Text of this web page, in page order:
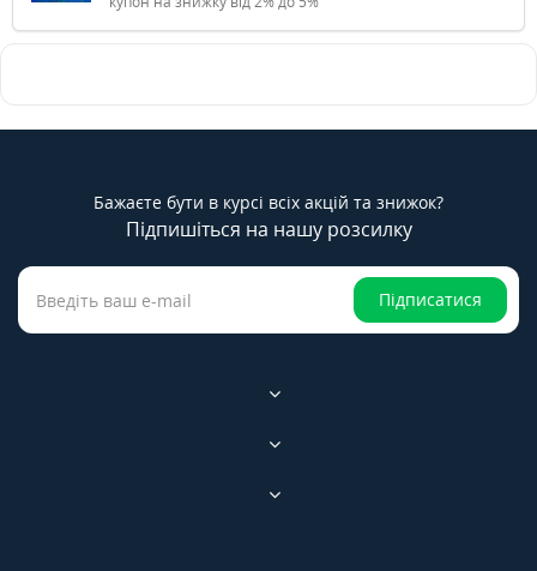
Бажаєте бути в курсі всіх акцій та знижок?
Підпишіться на нашу розсилку
Підписатися